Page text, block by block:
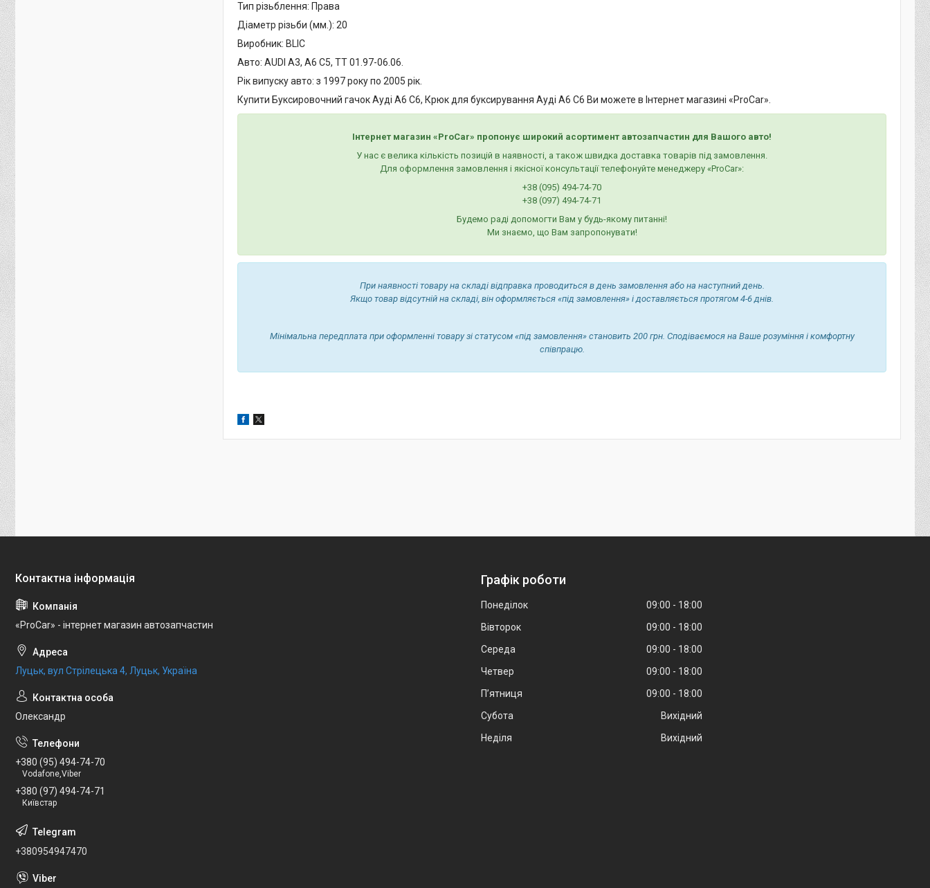
Тип різьблення: Права
Діаметр різьби (мм.): 20
Виробник: BLIC
Авто: AUDI A3, A6 C5, TT 01.97-06.06.
Рік випуску авто: з 1997 року по 2005 рік.
Купити Буксировочний гачок Ауді А6 С6, Крюк для буксирування Ауді А6 С6 Ви можете в Інтернет магазині «ProCar».
Інтернет магазин «ProCar» пропонує широкий асортимент автозапчастин для Вашого авто!
У нас є велика кількість позицій в наявності, а також швидка доставка товарів під замовлення.
Для оформлення замовлення і якісної консультації телефонуйте менеджеру «ProCar»:
+38 (095) 494-74-70
+38 (097) 494-74-71
Будемо раді допомогти Вам у будь-якому питанні!
Ми знаємо, що Вам запропонувати!
При наявності товару на складі відправка проводиться в день замовлення або на наступний день.
Якщо товар відсутній на складі, він оформляється «під замовлення» і доставляється протягом 4-6 днів.
Мінімальна передплата при оформленні товару зі статусом «під замовлення» становить 200 грн. Сподіваємося на Ваше розуміння і комфортну
співпрацю.
«ProCar» - інтернет магазин автозапчастин
Луцьк, вул Стрілецька 4, Луцьк, Україна
Олександр
+380 (95) 494-74-70
Vodafone,Viber
+380 (97) 494-74-71
Київстар
+380954947470
Графік роботи
Понеділок 09:00
18:00
Вівторок
09:00
18:00
Середа
09:00
18:00
Четвер
09:00
18:00
Пʼятниця
09:00
18:00
Субота
Вихідний
Неділя
Вихідний